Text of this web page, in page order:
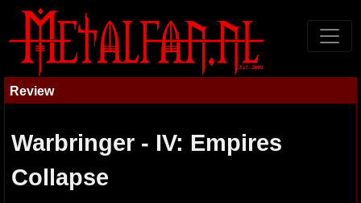
Review
Warbringer - IV: Empires
Collapse